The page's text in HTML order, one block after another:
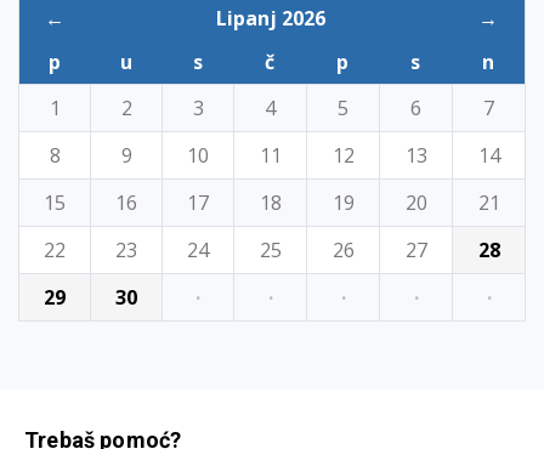
← Lipanj 2026
→
p
u s č p s
n
1
2 3 4 5 6
7
8
9 10 11 12 13
14
15
16 17 18 19 20
21
22
23 24 25 26 27
28
29
30 · · · · ·
Trebaš pomoć?